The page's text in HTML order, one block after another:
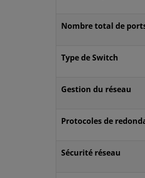
Nombre total de
Type de Switch
Gestion du réseau
Protocoles de
Sécurité réseau